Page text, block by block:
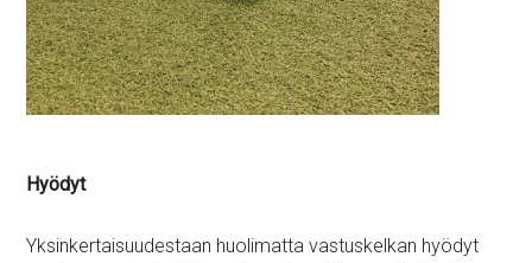
Hyödyt
Yksinkertaisuudestaan huolimatta vastuskelkan hyödyt